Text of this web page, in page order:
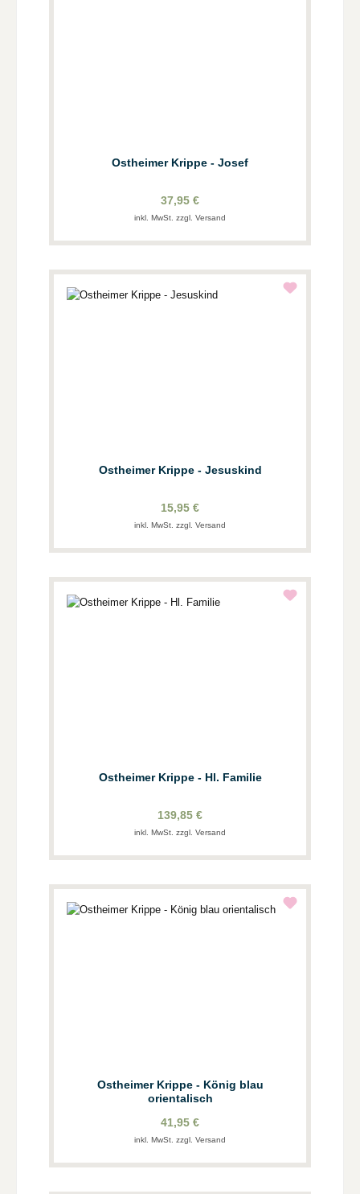
Ostheimer Krippe - Josef
37,95 €
inkl. MwSt. zzgl. Versand
Ostheimer Krippe - Jesuskind
15,95 €
inkl. MwSt. zzgl. Versand
Ostheimer Krippe - Hl. Familie
139,85 €
inkl. MwSt. zzgl. Versand
Ostheimer Krippe - König blau
orientalisch
41,95 €
inkl. MwSt. zzgl. Versand